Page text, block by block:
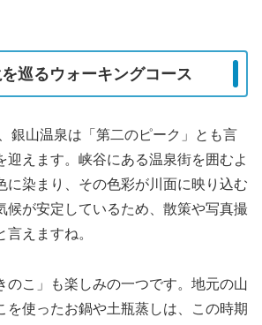
巡るウォーキングコース
銀山温泉は「第二のピーク」とも言
迎えます。峡谷にある温泉街を囲むよ
に染まり、その色彩が川面に映り込む
候が安定しているため、散策や写真撮
えますね。
のこ」も楽しみの一つです。地元の山
を使ったお鍋や土瓶蒸しは、この時期